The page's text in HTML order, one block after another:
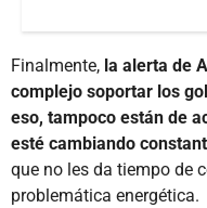
Finalmente, la alerta de
complejo soportar los
eso, tampoco están de
esté cambiando
que no les da tiempo de
problemática energética.